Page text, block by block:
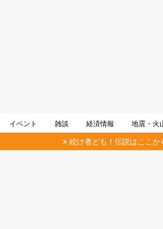
イベント 雑談 経済情報 地震・火
続け者ども！伝説はここか